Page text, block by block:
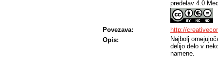
predelav 4.0
Povezava:
http://
Opis:
Najbolj
delijo delo v
namene.